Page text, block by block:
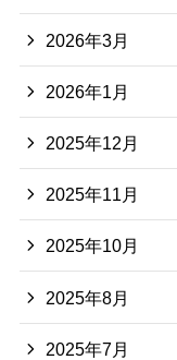
2026年3月
2026年1月
2025年12月
2025年11月
2025年10月
2025年8月
2025年7月